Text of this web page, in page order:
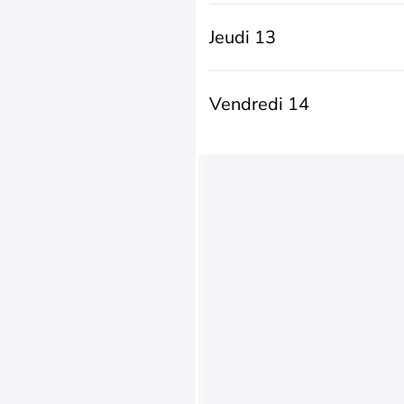
Jeudi 13
Vendredi 14